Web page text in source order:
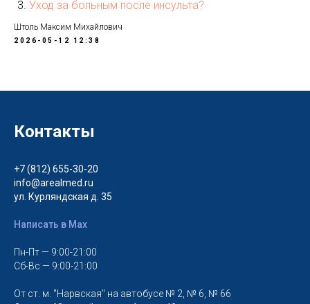
Уход за больным после инсульта?
Штоль Максим Михайлович
2026-05-12 12:38
Контакты
+7 (812) 655-30-20
info@arealmed.ru
ул. Курляндская д. 35
Написать в Max
Пн-Пт — 9:00-21:00
Сб-Вс — 9:00-21:00
От ст. м. "Нарвская" на автобусе № 2, № 6, № 66